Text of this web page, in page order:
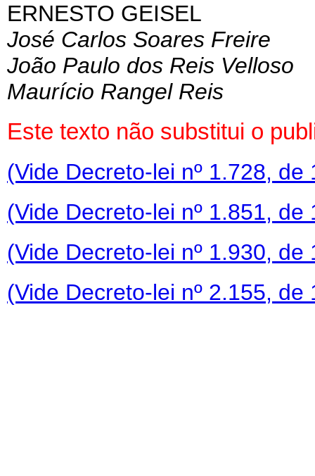
ERNESTO GEISEL
José Carlos Soares Freire
João Paulo dos Reis Velloso
Maurício Rangel Reis
Este texto não substitui o
(Vide Decreto-lei nº 1.728, de
(Vide Decreto-lei nº 1.851, de
(Vide Decreto-lei nº 1.930, de
(Vide Decreto-lei nº 2.155, de